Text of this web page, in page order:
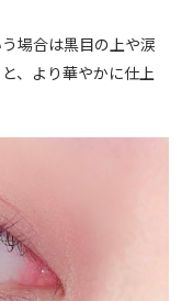
場合は黒目の上や涙
、より華やかに仕上